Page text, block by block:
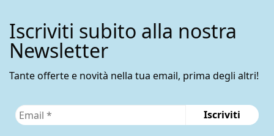
Iscriviti subito alla nostra
Newsletter
Tante offerte e novità nella tua email, prima degli altri!